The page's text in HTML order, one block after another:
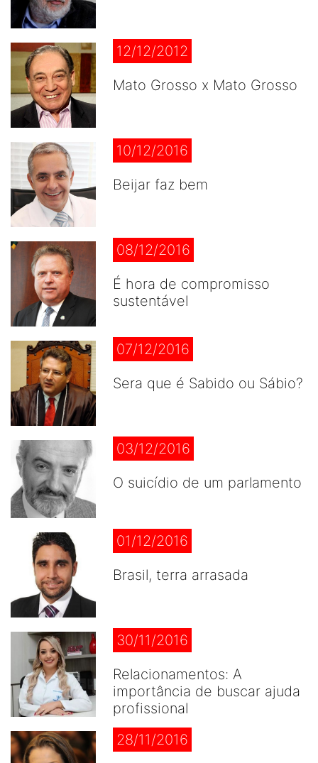
12/12/2012
Mato Grosso x Mato Grosso
10/12/2016
Beijar faz bem
08/12/2016
É hora de compromisso
sustentável
07/12/2016
Sera que é Sabido ou Sábio?
03/12/2016
O suicídio de um parlamento
01/12/2016
Brasil, terra arrasada
30/11/2016
Relacionamentos: A
importância de buscar ajuda
profissional
28/11/2016